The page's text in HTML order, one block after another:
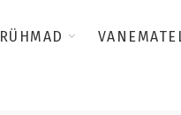
RÜHMAD